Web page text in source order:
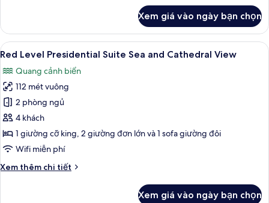
Red
Level
Junior
Sea
and
Cathedral
View
Xem giá vào ngày bạn chọn
Xem
tất
cả
ảnh
Red
Level
Presidential
Suite
and
Red Level Presidential Suite Sea
5
Red Level Presidential Suite Sea and Cathedral View
Quang cảnh biển
112 mét vuông
2 phòng ngủ
4 khách
1 giường cỡ king, 2 giường đơn lớn và 1 sofa giường đôi
Wifi miễn phí
Xem thêm chi tiết
Chi
Xem giá vào ngày bạn chọn